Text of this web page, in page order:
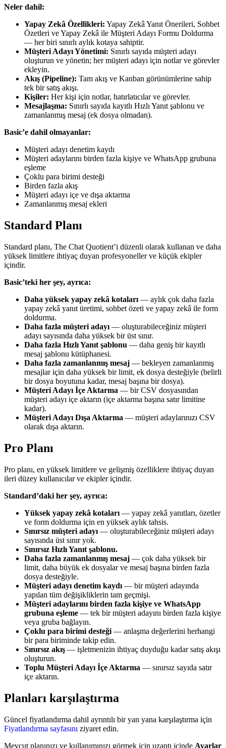
Neler dahil:
Yapay Zekâ Özellikleri: Yapay Zekâ Yanıt Önerileri, Sohbet
Özetleri ve Yapay Zekâ ile Müşteri Adayı Formu Doldurma
— her biri sınırlı aylık kotaya sahiptir.
Müşteri Adayı Yönetimi: Sınırlı sayıda müşteri adayı
oluşturun ve yönetin; her müşteri adayı için notlar ve görevler
ekleyin.
Akış (Pipeline): Tam akış ve Kanban görünümlerine sahip
tek bir satış akışı.
Kişiler: Her kişi için notlar, hatırlatıcılar ve görevler.
Mesajlaşma: Sınırlı sayıda kayıtlı Hızlı Yanıt şablonu ve
zamanlanmış mesaj (ek dosya olmadan).
Basic’e dahil olmayanlar:
Müşteri adayı denetim kaydı
Müşteri adaylarını birden fazla kişiye ve WhatsApp grubuna
eşleme
Çoklu para birimi desteği
Birden fazla akış
Müşteri adayı içe ve dışa aktarma
Zamanlanmış mesaj ekleri
Standard Planı
Standard planı, The Chat Quotient’i düzenli olarak kullanan ve daha
yüksek limitlere ihtiyaç duyan profesyoneller ve küçük ekipler
içindir.
Basic’teki her şey, ayrıca:
Daha yüksek yapay zekâ kotaları — aylık çok daha fazla
yapay zekâ yanıt üretimi, sohbet özeti ve yapay zekâ ile form
doldurma.
Daha fazla müşteri adayı — oluşturabileceğiniz müşteri
adayı sayısında daha yüksek bir üst sınır.
Daha fazla Hızlı Yanıt şablonu — daha geniş bir kayıtlı
mesaj şablonu kütüphanesi.
Daha fazla zamanlanmış mesaj — bekleyen zamanlanmış
mesajlar için daha yüksek bir limit, ek dosya desteğiyle (belirli
bir dosya boyutuna kadar, mesaj başına bir dosya).
Müşteri Adayı İçe Aktarma — bir CSV dosyasından
müşteri adayı içe aktarın (içe aktarma başına satır limitine
kadar).
Müşteri Adayı Dışa Aktarma — müşteri adaylarınızı CSV
olarak dışa aktarın.
Pro Planı
Pro planı, en yüksek limitlere ve gelişmiş özelliklere ihtiyaç duyan
ileri düzey kullanıcılar ve ekipler içindir.
Standard’daki her şey, ayrıca:
Yüksek yapay zekâ kotaları — yapay zekâ yanıtları, özetler
ve form doldurma için en yüksek aylık tahsis.
Sınırsız müşteri adayı — oluşturabileceğiniz müşteri adayı
sayısında üst sınır yok.
Sınırsız Hızlı Yanıt şablonu.
Daha fazla zamanlanmış mesaj — çok daha yüksek bir
limit, daha büyük ek dosyalar ve mesaj başına birden fazla
dosya desteğiyle.
Müşteri adayı denetim kaydı — bir müşteri adayında
yapılan tüm değişikliklerin tam geçmişi.
Müşteri adaylarını birden fazla kişiye ve WhatsApp
grubuna eşleme — tek bir müşteri adayını birden fazla kişiye
veya gruba bağlayın.
Çoklu para birimi desteği — anlaşma değerlerini herhangi
bir para biriminde takip edin.
Sınırsız akış — işletmenizin ihtiyaç duyduğu kadar satış akışı
oluşturun.
Toplu Müşteri Adayı İçe Aktarma — sınırsız sayıda satır
içe aktarın.
Planları karşılaştırma
Güncel fiyatlandırma dahil ayrıntılı bir yan yana karşılaştırma için
Fiyatlandırma sayfasını ziyaret edin.
Mevcut planınızı ve kullanımınızı görmek için uzantı içinde Ayarlar